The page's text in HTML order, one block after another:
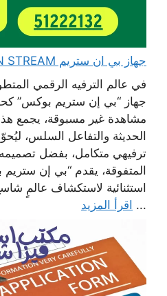
جهاز بي ان ستريم beIN STREAM الكويت مع اشتراك
في عالم الترفيه الرقمي
جهاز “بي إن ستريم بوكس”
مشاهدة غير مسبوقة، يجمع هذا
الحديثة والتفاعل السلس،
ترفيهي متكامل، بفضل تصميمه
المتفوقة، يقدم “بي إن
استثنائية لاستكشاف عالمٍ
... اقرأ المزيد